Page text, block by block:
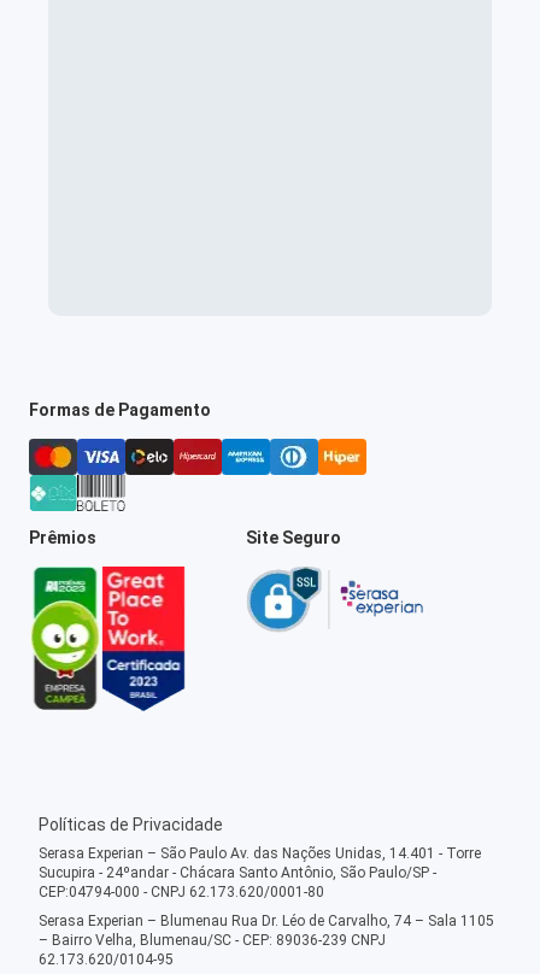
Formas de Pagamento
Prêmios Site Seguro
Políticas de Privacidade
Serasa Experian – São Paulo Av. das Nações Unidas, 14.401 - Torre
Sucupira - 24ºandar - Chácara Santo Antônio, São Paulo/SP -
CEP:04794-000 - CNPJ 62.173.620/0001-80
Serasa Experian – Blumenau Rua Dr. Léo de Carvalho, 74 – Sala 1105
– Bairro Velha, Blumenau/SC - CEP: 89036-239 CNPJ
62.173.620/0104-95